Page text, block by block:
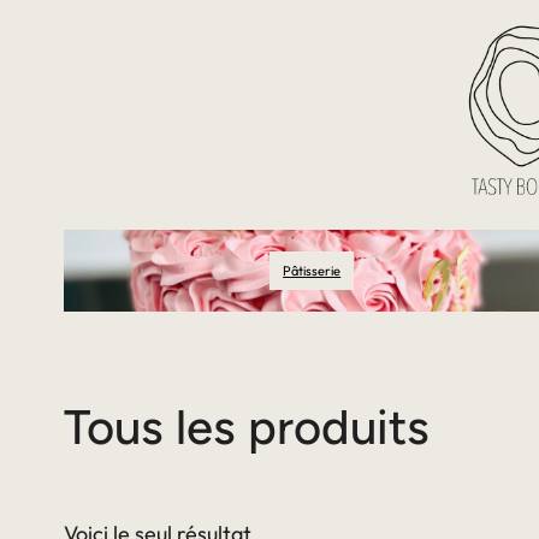
Pâtisserie
Tous les produits